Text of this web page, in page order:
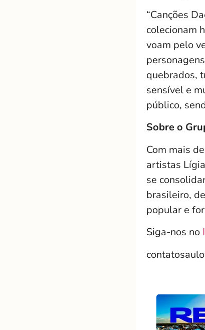
“Canções
colecionam
voam pelo
quebrados,
sensível e
público,
Sobre o
Com mais
artistas
se
brasileiro,
popular e
Siga-nos no